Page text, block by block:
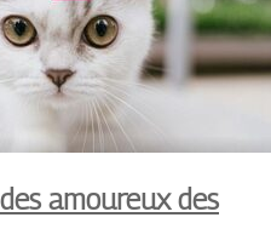
amoureux des